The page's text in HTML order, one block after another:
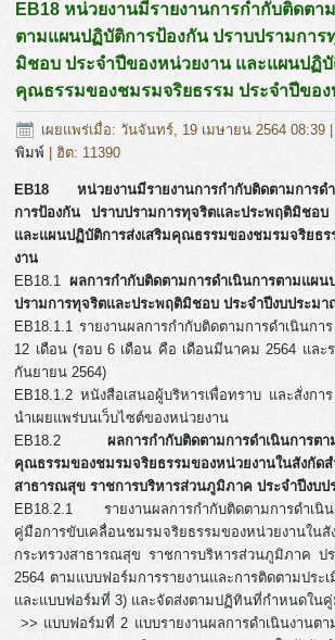
EB18 หน่วยงานมีรายงานการกำกับติดตา
ตามแผนปฏิบัติการป้องกัน ปราบปรามการ
มิชอบ ประจำปีของหน่วยงาน และแผนปฏิบั
คุณธรรมของชมรมจริยธรรม ประจำปีของ
เผยแพร่เมื่อ: วันจันทร์, 19 เมษายน 2564 08:39 |
พิมพ์ | ฮิต: 11390
EB18 หน่วยงานมีรายงานการกำกับติดตามการด
การป้องกัน ปราบปรามการทุจริตและประพฤติมิชอบ
และแผนปฏิบัติการส่งเสริมคุณธรรมของชมรมจริยธ
งาน
EB18.1 ผลการกำกับติดตามการดำเนินการตามแผ
ปรามการทุจริตและประพฤติมิชอบ ประจำปีงบประม
EB18.1.1 รายงานผลการกำกับติดตามการดำเนินก
12 เดือน (รอบ 6 เดือน คือ เดือนมีนาคม 2564 และ
กันยายน 2564)
EB18.1.2 หนังสือเสนอผู้บริหารเพื่อทราบ และสั่งก
นำเผยแพร่บนเว็บไซต์ของหน่วยงาน
EB18.2 ผลการกำกับติดตามการดำเนินการต
คุณธรรมของชมรมจริยธรรมของหน่วยงานในสังกัดส
สาธารณสุข ราชการบริหารส่วนภูมิภาค ประจำปีงบ
EB18.2.1 รายงานผลการกำกับติดตามการดำเนิ
คู่มือการขับเคลื่อนชมรมจริยธรรมของหน่วยงานในสั
กระทรวงสาธารณสุข ราชการบริหารส่วนภูมิภาค ป
2564 ตามแบบฟอร์มการรายงานและการติดตามประ
และแบบฟอร์มที่ 3) และจัดส่งตามปฏิทินที่กำหนดใน
>> แบบฟอร์มที่ 2 แบบรายงานผลการดำเนินงานตา